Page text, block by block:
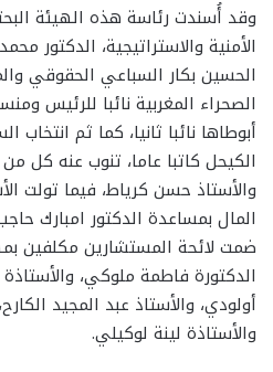
وقد أُسندت رئاسة هذه الهيئة
الأمنية والاستراتيجية، الدكتور
الحسين بكار السباعي الحقوقي
الصحراء المغربية نائبا للرئيس
أبوطاها نائبا ثانيا، كما ثم
الكيحل كاتبا عاما، تنوب عنه كل
والأستاذ حسن كرياط، فيما تولت
المال بمساعدة الدكتور امبارك
ضمت لائحة المستشارين مكلفين
الدكتورة فاطمة ملوكي،
أولودي، والأستاذ عبد المجيد
والأستاذة لينة لوكيلي.